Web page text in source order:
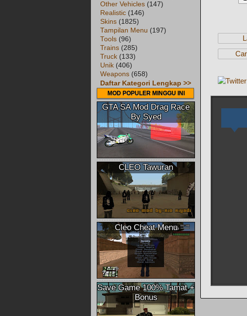
Other Vehicles (147)
Realistic (146)
Skins (1825)
Tampilan Menu (197)
Tools (96)
Trains (285)
Truck (133)
Unik (406)
Weapons (658)
Daftar Kategori Lengkap >>
MOD POPULER MINGGU INI
GTA SA Mod Drag Race
By Syed
CLEO Tawuran
Cleo Cheat Menu
Save Game 100% Tamat +
Bonus